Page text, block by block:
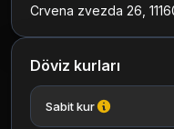
Crvena zvezda 26,
Döviz kurları
Sabit kur